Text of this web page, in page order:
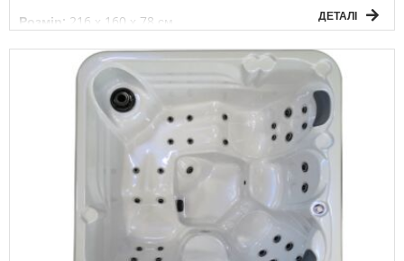
Розмір: 216 х 160 х 78 см
Вага без води:209 кг
Електричне підключення:
1F/230V/50Гц
3
ДЕТАЛІ